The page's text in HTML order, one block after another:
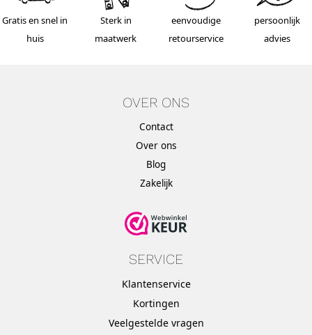
Gratis en snel in
huis
Sterk in
maatwerk
eenvoudige
retourservice
persoonlijk
advies
OVER ONS
Contact
Over ons
Blog
Zakelijk
SERVICE
Klantenservice
Kortingen
Veelgestelde vragen